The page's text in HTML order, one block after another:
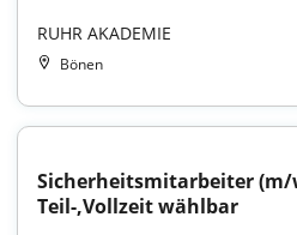
RUHR AKADEMIE
Bönen
Sicherheitsmitarbeiter (m/
Teil-,Vollzeit wählbar